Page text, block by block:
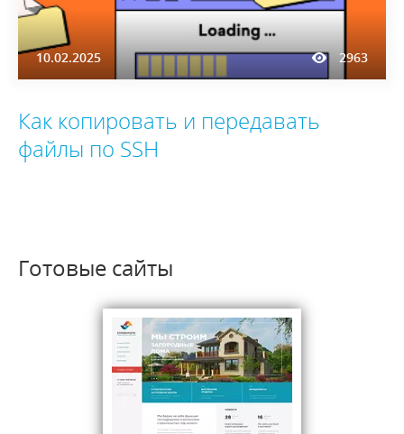
10.02.2025 2963
Как копировать и передавать
файлы по SSH
Готовые сайты